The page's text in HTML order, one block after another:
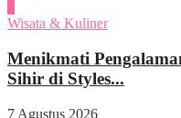
Wisata & Kuliner
Menikmati
Sihir di Styles...
7 Agustus 2026